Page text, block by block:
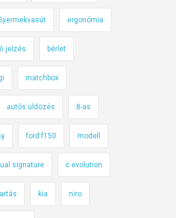
ergonómia
jelzés bérlet
matchbox
autós üldözés 8-as
ford f150 modell
signature c evolution
kia niro